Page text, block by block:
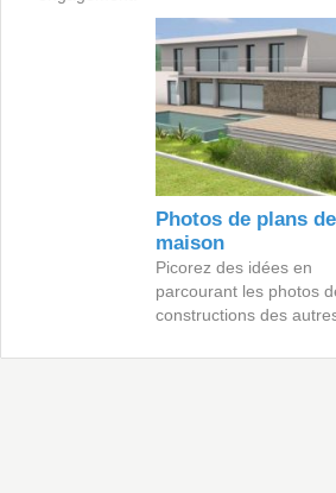
Photos de plans de
maison
Picorez des idées en
parcourant les photos
constructions des